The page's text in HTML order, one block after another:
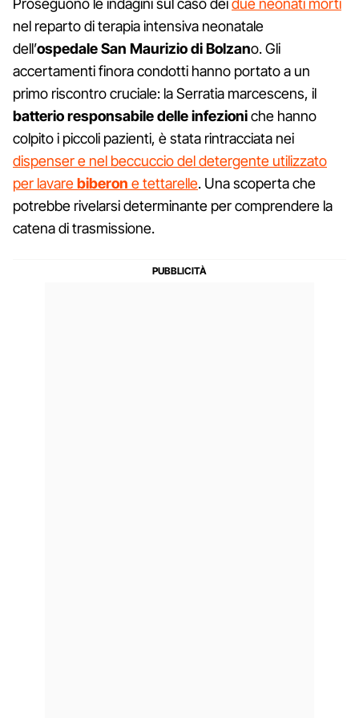
Proseguono le indagini sul caso deidue neonati morti
nel reparto di terapia intensiva neonatale
dell’ospedale San Maurizio di Bolzano. Gli
accertamenti finora condotti hanno portato a un
primo riscontro cruciale: la Serratia marcescens, il
batterio responsabile delle infezioniche hanno
colpito i piccoli pazienti, è stata rintracciata nei
dispenser e nel beccuccio del detergente utilizzato
per lavarebiberon e tettarelle. Una scoperta che
potrebbe rivelarsi determinante per comprendere la
catena di trasmissione.